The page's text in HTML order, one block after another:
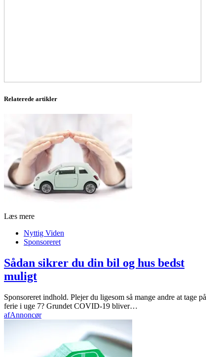
Relaterede artikler
Læs mere
Nyttig Viden
Sponsoreret
Sådan sikrer du din bil og hus bedst
muligt
Sponsoreret indhold. Plejer du ligesom så mange andre at tage på
ferie i uge 7? Grundet COVID-19 bliver…
afAnnoncør